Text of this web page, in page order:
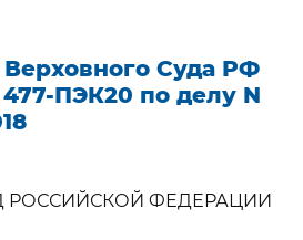
Суда РФ
477-ПЭК20 по делу N
РОССИЙСКОЙ ФЕДЕРАЦИИ